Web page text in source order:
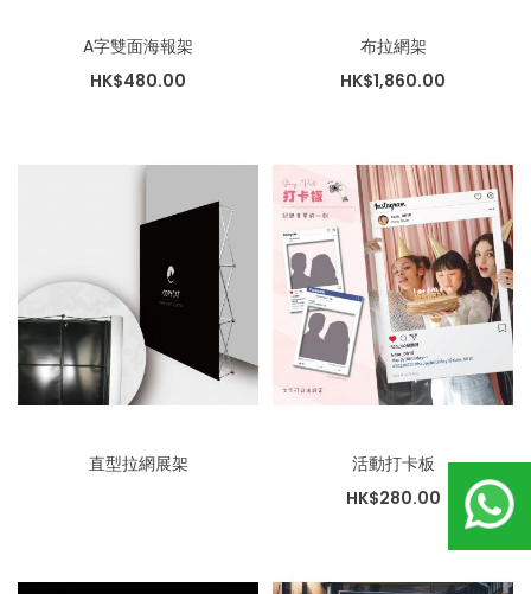
A字雙面海報架
HK$480.00
布拉網架
HK$1,860.00
直型拉網展架
活動打卡板
HK$280.00